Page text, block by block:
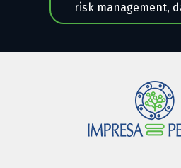
risk management,